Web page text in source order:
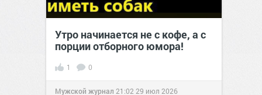
Утро начинается не с кофе, а с
порции отборного юмора!
1 0
Мужской журнал 21:02 29 июл 2026